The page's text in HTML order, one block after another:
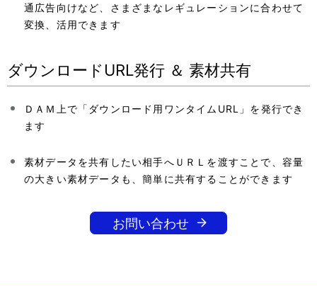
通広告向けなど、さまざまなレギュレーションに合わせて
変換、活用できます
ダウンロードURL発行 ＆ 素材共有
ＤＡＭ上で「ダウンロード用ワンタイムURL」を発行でき
ます
素材データを共有したい相手へＵＲＬを渡すことで、容量
の大きい素材データも、簡単に共有することができます
お問い合わせ